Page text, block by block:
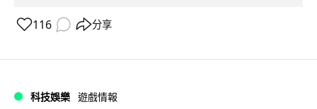
116 分享
科技娛樂 遊戲情報